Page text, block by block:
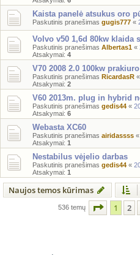
Kaista panelė atsukus oro
Paskutinis pranešimas gugis777 «
Volvo v50 1,6d 80kw klaida
Paskutinis pranešimas Albertas1 «
Atsakymai: 4
V70 2008 2.0 100kw
Paskutinis pranešimas RicardasR «
Atsakymai: 2
V60 2013m. plug in hybrid
Paskutinis pranešimas gedis44 «
Atsakymai: 6
Webasta XC60
Paskutinis pranešimas airidassss «
Atsakymai: 1
Nestabilus vėjelio darbas
Paskutinis pranešimas gedis44 «
Atsakymai: 1
Naujos temos kūrimas
536 temų Puslapis
1 2